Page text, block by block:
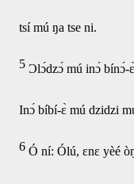
tsí mú ŋa tse ni.
5 Ɔlɔ́dzɔ́ mú inɔ́ bínɔ́-
Inɔ́ bíbí-ɛ̀ mú dzidzi
6 Ó ní: Ólú, ɛnɛ yèé